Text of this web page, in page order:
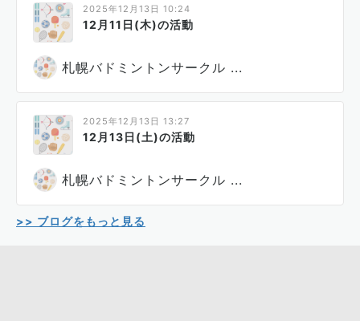
2025年12月13日 10:24
12月11日(木)の活動
札幌バドミントンサークル ...
2025年12月13日 13:27
12月13日(土)の活動
札幌バドミントンサークル ...
>> ブログをもっと見る